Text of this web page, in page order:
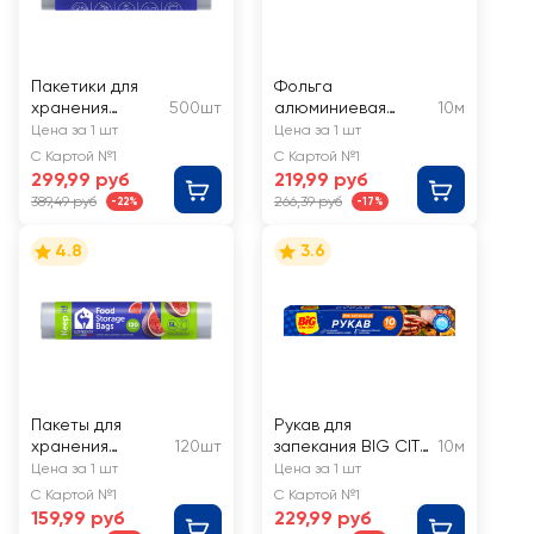
Пакетики для
хранения
LOMBERTA
24x32см, 4л,
Арт. 723318
500шт
Цена за 1 шт
С Картой №1
299,99 руб
389,49 руб -22%
Фольга
алюминиевая
MASTER FRESH
экстра прочная,
ролик для гриля
10м
Цена за 1 шт
С Картой №1
219,99 руб
266,39 руб -17%
4.8
Пакеты для
хранения
LOMBERTA 5л
120шт
Цена за 1 шт
С Картой №1
159,99 руб
3.6
Рукав для
запекания BIG CITY
LIFE Арт. 14600335
10м
Цена за 1 шт
С Картой №1
229,99 руб